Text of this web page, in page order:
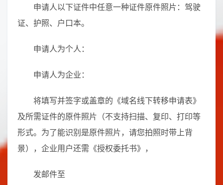
申请人以下证件中任意一种证件原件照片：驾驶
证、护照、户口本。
申请人为个人：
申请人为企业：
将填写并签字或盖章的《域名线下转移申请表》
及所需证件的原件照片（不支持扫描、复印、打印等
形式。为了能识别是原件照片，请您拍照时带上背
景），企业用户还需《授权委托书》，
发邮件至